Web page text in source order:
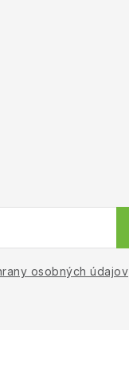
osobných údajov